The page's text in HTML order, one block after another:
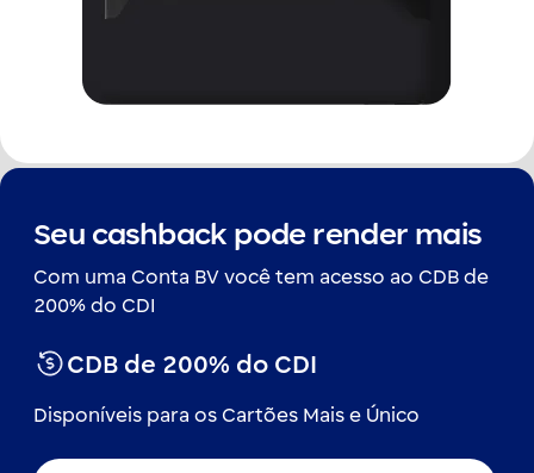
Seu cashback pode render mais
Com uma Conta BV você tem acesso ao CDB de
200% do CDI
CDB de 200% do CDI
Disponíveis para os Cartões Mais e Único